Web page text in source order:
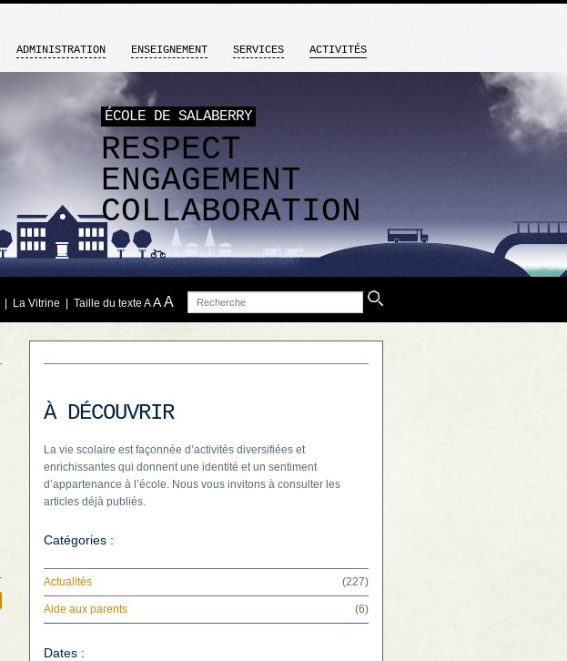
ÉCOLE DE SALABERRY
RESPECT
ENGAGEMENT
COLLABORATION
ADMINISTRATION ENSEIGNEMENT SERVICES ACTIVITÉS
La Vitrine | Taille du texte A AA Recherche
À DÉCOUVRIR
La vie scolaire est façonnée d’activités diversifiées et
enrichissantes qui donnent une identité et un sentiment
d’appartenance à l’école. Nous vous invitons à consulter les
articles déjà publiés.
Catégories :
Actualités (227)
Aide aux parents (6)
Dates :